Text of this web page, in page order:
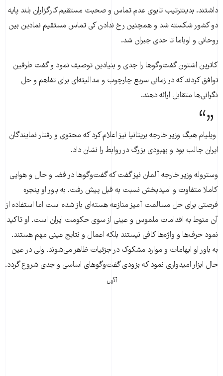
داشتند. بدینترتیب تابوی عدم تماس و صحبت مستقیم کارگزاران بلند پایه
دو کشور شکسته شد و همچنین رخ ندادن کی تماس مستقیم نمادین بین
روحانی و اوباما تا حدی جبران شد.
کاترین اشتون گفت‌وگو‌ها را جدی و بنیادین توصیف نمود و گفت طرفین
توافق کردند که در زمانی سریع چارچوب و مدالیته‌ای برای تفاهم و حل
نگرانی‌ها متقابل ارائه دهند.
ویلیام هیگ وزیر خارجه بریتانیا نیز اعلام کرد که محتوی و رفتار نمایندگان
ایران جالب بود و بهبودی بزرگ در روابط را نشان داد.
وستروله وزیر خارجه آلمان نیز گفت که گفت‌وگو‌ها در فضا و حال و هوایی
کاملا متفاوت و امیدبخش نسبت به قبل پیش رفت. به باور او پنجره
فرصتی برای حل مسالمت آمیز منازعه هسته‌ای باز شده است اما استفاده از
آن منوط به اقدامات ملموس و عینی از سوی حکومت ایران است. او تاکید
نمود حرف‌ها و واژه‌ها کافی نیستند بلکه اعمال و نتایج عینی مهم هستند.
به باور او ابهامات و موارد مشکوک در جزئیات ظاهر می‌شوند. ولی در عین
حال ابزار امیدواری نمود که بزودی گفت‌وگو‌های اساسی و جدی شروع گردد.
آگهی